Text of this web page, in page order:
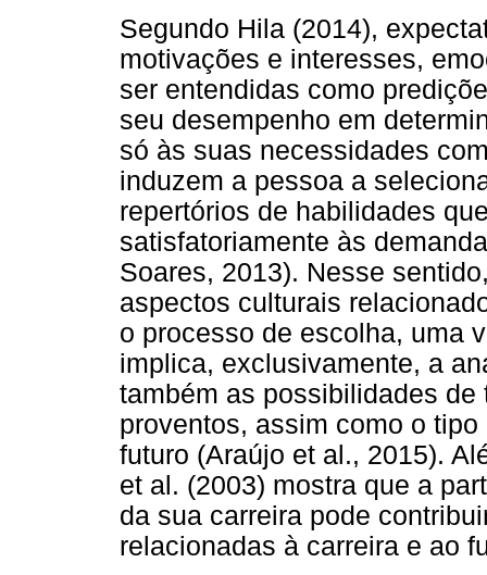
Segundo Hila (2014),
motivações e interesses,
ser entendidas como
seu desempenho em
só às suas necessidades
induzem a pessoa a
repertórios de habilidades
satisfatoriamente às
Soares, 2013). Nesse
aspectos culturais
o processo de escolha, uma
implica, exclusivamente, a
também as possibilidades
proventos, assim como o
futuro (Araújo et al., 2015).
et al. (2003) mostra que a
da sua carreira pode
relacionadas à carreira e ao